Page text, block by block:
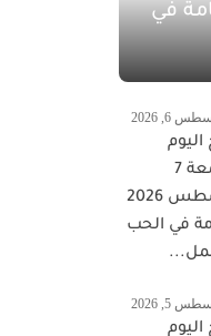
العامة في
6, 2026
اليوم
الجمعة 7
أغسطس 2026
في الحب
5, 2026
اليوم